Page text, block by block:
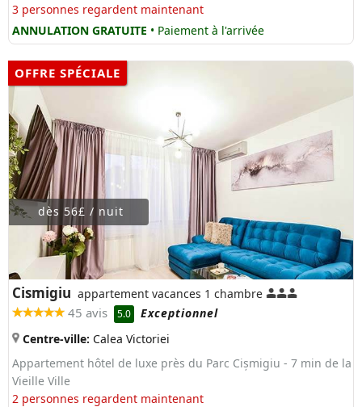
3 personnes regardent maintenant
ANNULATION GRATUITE • Paiement à l'arrivée
OFFRE SPÉCIALE
dès 56£ / nuit
Cismigiu appartement vacances 1 chambre
45 avis 5.0
Exceptionnel
Centre-ville: Calea Victoriei
Appartement hôtel de luxe près du Parc Cișmigiu - 7 min de la
Vieille Ville
2 personnes regardent maintenant